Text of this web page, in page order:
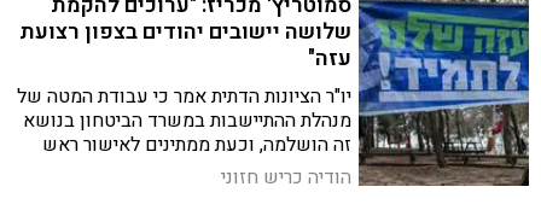
שלושה יישובים יהודים בצפון רצועת
עזה"
יו"ר הציונות הדתית אמר כי עבודת המטה של
מנהלת ההתיישבות במשרד הביטחון בנושא
זה הושלמה, וכעת ממתינים לאישור ראש
הממשלה: "צריך להשלים את כיבוש כל
רצועת עזה"
הודיה כריש חזוני